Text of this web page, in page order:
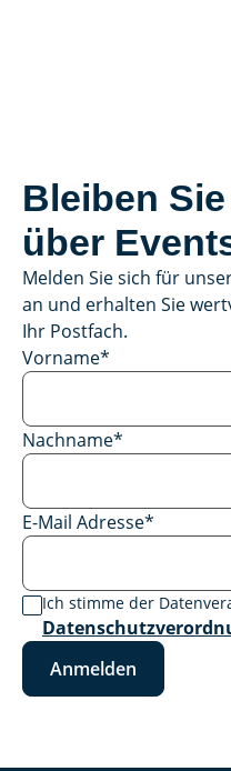
Bleiben
über
Melden Sie sich für
an und erhalten Sie
Ihr Postfach.
Vorname*
Nachname*
E-Mail Adresse*
Ich stimme der
Anmelden